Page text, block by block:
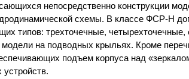
непосредственно конструкции
схемы. В классе ФСР-Н
типов: трехточечные,
модели на подводных крыльях. Кроме
подъем корпуса над